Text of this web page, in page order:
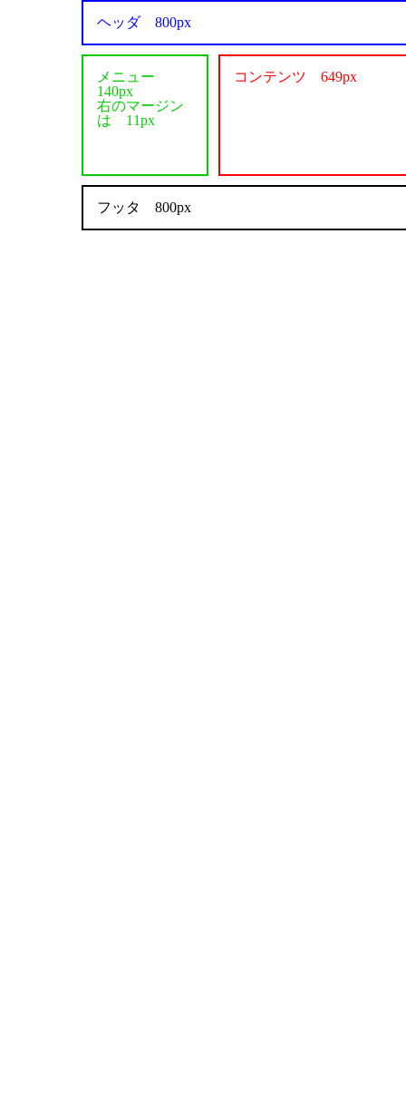
ヘッダ 800px
メニュー
140px
右のマージン
は 11px
コンテンツ 649px
フッタ 800px